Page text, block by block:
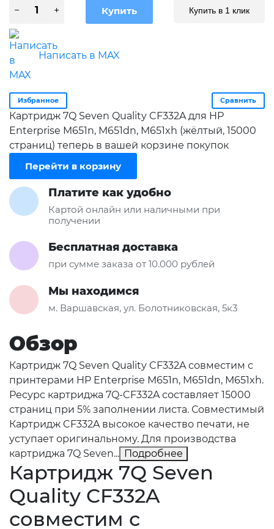
Купить в 1 клик
Написать в MAX
Избранное Сравнить
Картридж 7Q Seven Quality CF332A для HP
Enterprise M651n, M651dn, M651xh (жёлтый, 15000
страниц) теперь в вашей корзине покупок
Перейти в корзину
Платите как удобно
Картой онлайн или наличными при
получении
Бесплатная доставка
при сумме заказа от 10.000 рублей
Мы находимся
м. Варшавская, ул. Болотниковская, 5к3
Обзор
Картридж 7Q Seven Quality CF332A совместим с
принтерами HP Enterprise M651n, M651dn, M651xh.
Ресурс картриджа 7Q-CF332A составляет 15000
страниц при 5% заполнении листа. Совместимый
Картридж CF332A высокое качество печати, не
уступает оригинальному. Для производства
картриджа 7Q Seven... Подробнее
Картридж 7Q Seven
Quality CF332A
совместим с